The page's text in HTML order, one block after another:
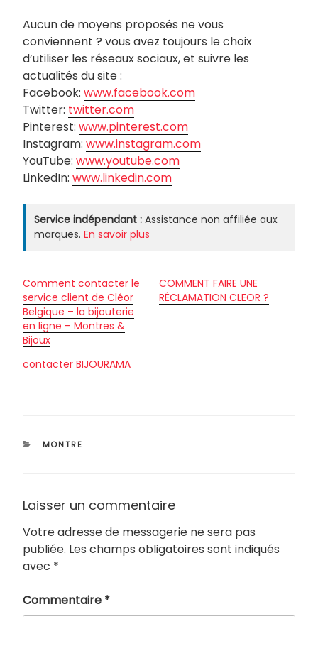
Aucun de moyens proposés ne vous
conviennent ? vous avez toujours le choix
d’utiliser les réseaux sociaux, et suivre les
actualités du site :
Facebook: www.facebook.com
Twitter: twitter.com
Pinterest: www.pinterest.com
Instagram: www.instagram.com
YouTube: www.youtube.com
LinkedIn: www.linkedin.com
Service indépendant : Assistance non affiliée aux
marques. En savoir plus
Comment contacter le
service client de Cléor
Belgique – la bijouterie
en ligne – Montres &
Bijoux
COMMENT FAIRE UNE
RÉCLAMATION CLEOR ?
contacter BIJOURAMA
CATÉGORIES
MONTRE
Laisser un commentaire
Votre adresse de messagerie ne sera pas
publiée. Les champs obligatoires sont indiqués
avec *
Commentaire *